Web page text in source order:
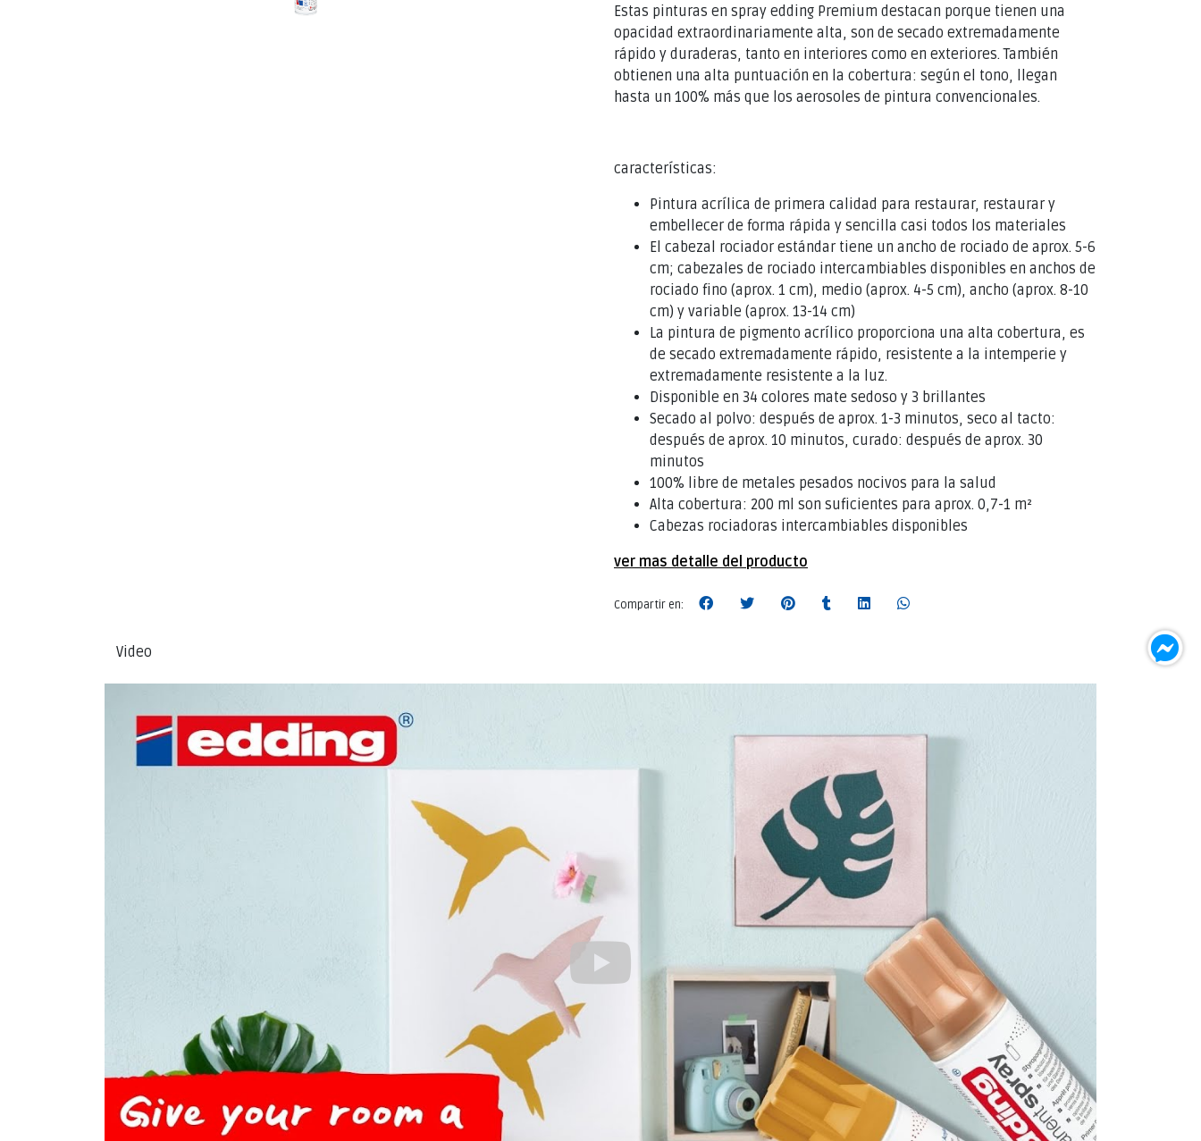
Estas pinturas en spray edding Premium destacan porque tienen una
opacidad extraordinariamente alta, son de secado extremadamente
rápido y duraderas, tanto en interiores como en exteriores. También
obtienen una alta puntuación en la cobertura: según el tono, llegan
hasta un 100% más que los aerosoles de pintura convencionales.
características:
Pintura acrílica de primera calidad para restaurar, restaurar y
embellecer de forma rápida y sencilla casi todos los materiales
El cabezal rociador estándar tiene un ancho de rociado de aprox. 5-6
cm; cabezales de rociado intercambiables disponibles en anchos de
rociado fino (aprox. 1 cm), medio (aprox. 4-5 cm), ancho (aprox. 8-10
cm) y variable (aprox. 13-14 cm)
La pintura de pigmento acrílico proporciona una alta cobertura, es
de secado extremadamente rápido, resistente a la intemperie y
extremadamente resistente a la luz.
Disponible en 34 colores mate sedoso y 3 brillantes
Secado al polvo: después de aprox. 1-3 minutos, seco al tacto:
después de aprox. 10 minutos, curado: después de aprox. 30
minutos
100% libre de metales pesados nocivos para la salud
Alta cobertura: 200 ml son suficientes para aprox. 0,7-1 m²
Cabezas rociadoras intercambiables disponibles
ver mas detalle del producto
Compartir en:
Video